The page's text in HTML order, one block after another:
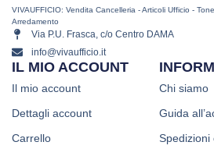
VIVAUFFICIO: Vendita Cancelleria - Articoli Ufficio -
Arredamento
Via P.U. Frasca, c/o Centro DAMA
info@vivaufficio.it
Chi siamo
Guida
Spedizioni
IL MIO ACCOUNT
Il mio account
Dettagli account
Carrello